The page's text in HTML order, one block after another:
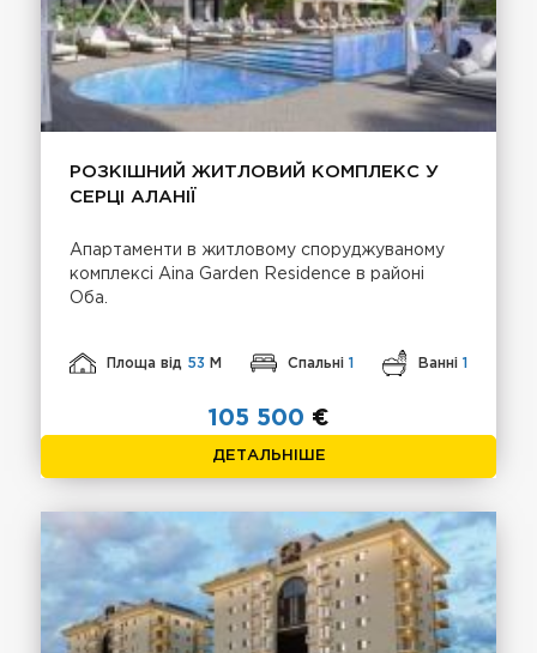
РОЗКІШНИЙ ЖИТЛОВИЙ КОМПЛЕКС У
СЕРЦІ АЛАНІЇ
Апартаменти в житловому споруджуваному
комплексі Aina Garden Residence в районі
Оба.
Площа від 53 М Спальні 1 Ванні 1
105 500 €
ДЕТАЛЬНІШЕ